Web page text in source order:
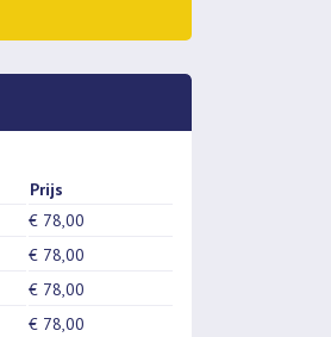
Prijs
€ 78,00
€ 78,00
€ 78,00
€ 78,00